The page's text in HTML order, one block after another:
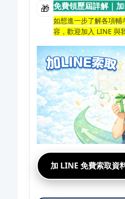
🎁 免費領歷屆詳解｜
如想進一步了解各項輔
容，歡迎加入 LINE 與
加 LINE 免費索取資